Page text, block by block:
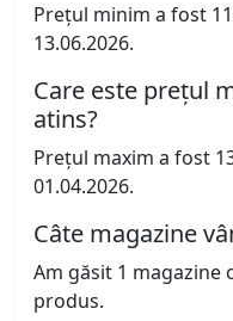
Prețul minim a fost
13.06.2026.
Care este prețul
atins?
Prețul maxim a fost
01.04.2026.
Câte magazine
Am găsit 1
produs.